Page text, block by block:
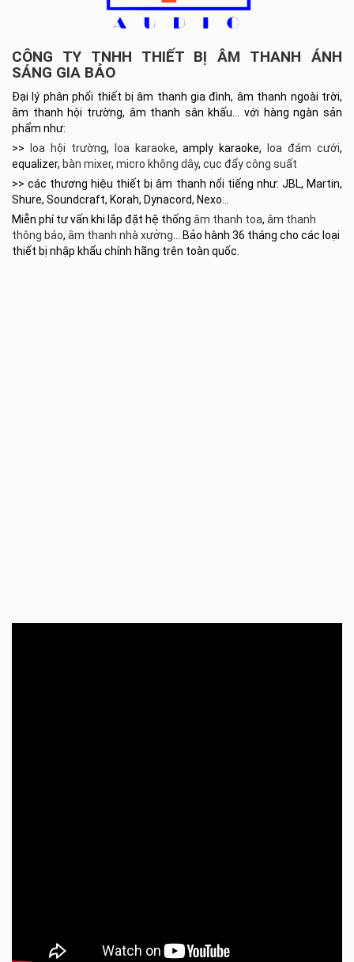
CÔNG TY TNHH THIẾT BỊ ÂM THANH ÁNH
SÁNG GIA BẢO
Đại lý phân phối thiết bị âm thanh gia đình, âm thanh ngoài trời,
âm thanh hội trường, âm thanh sân khấu… với hàng ngàn sản
phẩm như:
>>
loa hội trường, loa karaoke, amply karaoke, loa đám cưới,
equalizer, bàn mixer, micro không dây, cục đẩy công suất
>> các thương hiệu thiết bị âm thanh nổi tiếng như: JBL, Martin,
Shure, Soundcraft, Korah, Dynacord, Nexo…
Miễn phí tư vấn khi lắp đặt hệ thống âm thanh toa, âm thanh
thông báo, âm thanh nhà xưởng … Bảo hành 36 tháng cho các loại
thiết bị nhập khẩu chính hãng trên toàn quốc.